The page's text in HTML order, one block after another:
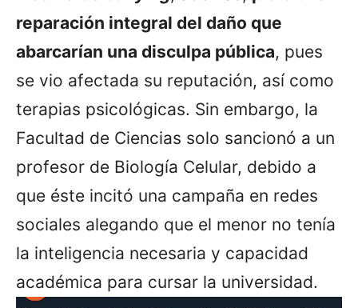
reparación integral del daño que
abarcarían una disculpa pública, pues
se vio afectada su reputación, así como
terapias psicológicas. Sin embargo, la
Facultad de Ciencias solo sancionó a un
profesor de Biología Celular, debido a
que éste incitó una campaña en redes
sociales alegando que el menor no tenía
la inteligencia necesaria y capacidad
académica para cursar la universidad.